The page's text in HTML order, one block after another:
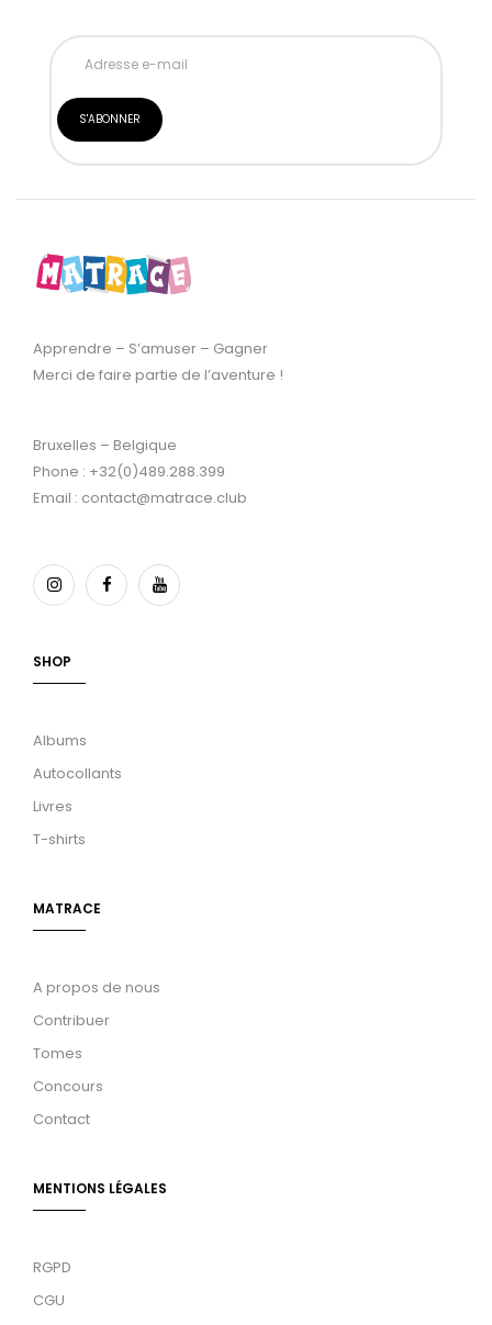
Apprendre – S’amuser – Gagner
Merci de faire partie de l’aventure !
Bruxelles – Belgique
Phone : +32(0)489.288.399
Email : contact@matrace.club
SHOP
Albums
Autocollants
Livres
T-shirts
MATRACE
A propos de nous
Contribuer
Tomes
Concours
Contact
MENTIONS LÉGALES
RGPD
CGU